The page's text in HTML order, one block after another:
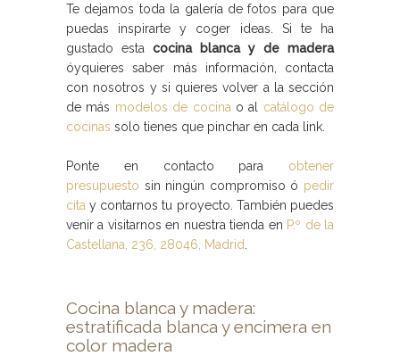
Te dejamos toda la galería de fotos para que
puedas inspirarte y coger ideas. Si te ha
gustado esta cocina blanca y de madera
óyquieres saber más información, contacta
con nosotros y si quieres volver a la sección
de más modelos de cocina o al catálogo de
cocinas solo tienes que pinchar en cada link.
Ponte en contacto para obtener
presupuesto sin ningún compromiso ó pedir
cita y contarnos tu proyecto. También puedes
venir a visitarnos en nuestra tienda en P.º de la
Castellana, 236, 28046, Madrid
Cocina blanca y madera:
estratificada blanca y encimera en
color madera